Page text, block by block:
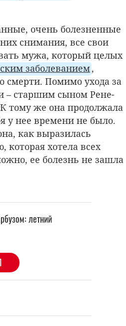
очень болезненные
снимания, все свои
мужа, который целых
заболеванием,
смерти. Помимо ухода за
– старшим сыном Рене-
тому же она продолжала
у нее времени не было.
как выразилась
которая хотела всех
ее болезнь не зашла